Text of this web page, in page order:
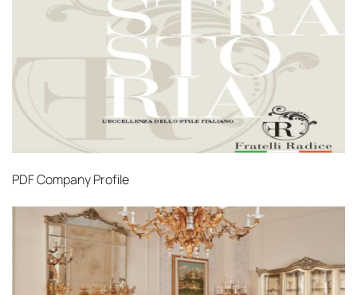
PDFCompany Profile